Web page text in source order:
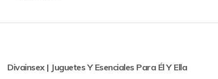
Divainsex | Juguetes Y Esenciales Para Él Y Ella